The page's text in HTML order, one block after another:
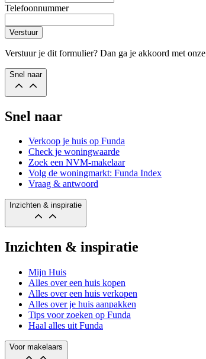
Telefoonnummer
Verstuur
Verstuur je dit formulier? Dan ga je akkoord met onze
Snel naar
Snel naar
Verkoop je huis op Funda
Check je woningwaarde
Zoek een NVM-makelaar
Volg de woningmarkt: Funda Index
Vraag & antwoord
Inzichten & inspiratie
Inzichten & inspiratie
Mijn Huis
Alles over een huis kopen
Alles over een huis verkopen
Alles over je huis aanpakken
Tips voor zoeken op Funda
Haal alles uit Funda
Voor makelaars